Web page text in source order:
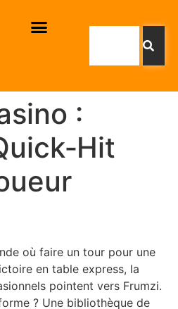
:
où faire un tour pour une
en table express, la
pointent vers Frumzi.
? Une bibliothèque de